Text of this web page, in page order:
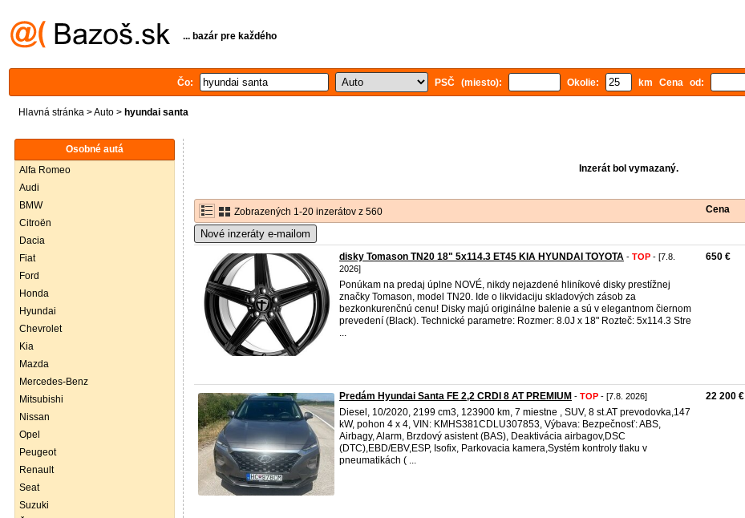
... bazár pre každého
Čo: PSČ (miesto): Okolie: km Cena od:
Hlavná stránka >Auto > hyundai santa
Osobné autá
Alfa Romeo
Audi
BMW
Citroën
Dacia
Fiat
Ford
Honda
Hyundai
Chevrolet
Kia
Mazda
Mercedes-Benz
Mitsubishi
Nissan
Opel
Peugeot
Renault
Seat
Suzuki
Inzerát bol vymazaný.
Zobrazených 1-20 inzerátov z 560 Cena
Nové inzeráty e-mailom
disky Tomason TN20 18" 5x114.3 ET45 KIA HYUNDAI TOYOTA - TOP - [7.8.
2026]
Ponúkam na predaj úplne NOVÉ, nikdy nejazdené hliníkové disky prestížnej
značky Tomason, model TN20. Ide o likvidaciju skladových zásob za
bezkonkurenčnú cenu! Disky majú originálne balenie a sú v elegantnom čiernom
prevedení (Black). Technické parametre: Rozmer: 8.0J x 18" Rozteč: 5x114.3 Stre
...
650 €
Predám Hyundai Santa FE 2,2 CRDI 8 AT PREMIUM - TOP - [7.8. 2026]
Diesel, 10/2020, 2199 cm3, 123900 km, 7 miestne , SUV, 8 st.AT prevodovka,147
kW, pohon 4 x 4, VIN: KMHS381CDLU307853, Výbava: Bezpečnosť: ABS,
Airbagy, Alarm, Brzdový asistent (BAS), Deaktivácia airbagov,DSC
(DTC),EBD/EBV,ESP, Isofix, Parkovacia kamera,Systém kontroly tlaku v
pneumatikách ( ...
22 200 €